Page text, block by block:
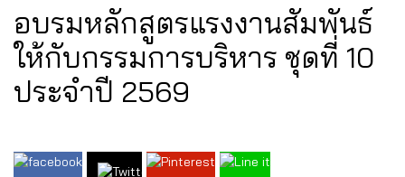
อบรมหลักสูตรแรงงานสัมพันธ์
ให้กับกรรมการบริหาร ชุดที่ 10
ประจำปี 2569